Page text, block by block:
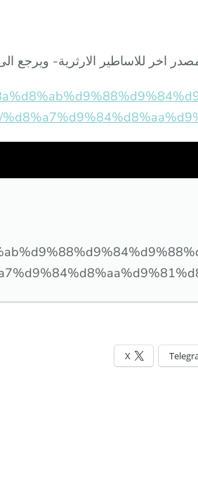
اخر للاساطير الارثرية- ويرجع
X